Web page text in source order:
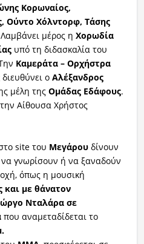
Κορωναίος,
Ούντο Χόλντορφ, Τάσης
μέρος η Χορωδία
υπό τη διδασκαλία του
Καμεράτα – Ορχήστρα
διευθύνει οΑλέξανδρος
μέλη τηςΟμάδας Εδάφους.
Αίθουσα Χρήστος
site του Μεγάρουδίνουν
να γνωρίσουν ή να ξαναδούν
όπως η μουσική
με θάνατον
Νταλάρα σε
που αναμεταδίδεται το